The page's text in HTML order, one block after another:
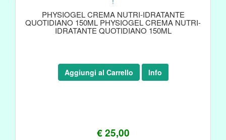
PHYSIOGEL CREMA NUTRI-IDRATANTE
QUOTIDIANO 150ML PHYSIOGEL CREMA NUTRI-
IDRATANTE QUOTIDIANO 150ML
€ 25,00
Aggiungi al Carrello Info